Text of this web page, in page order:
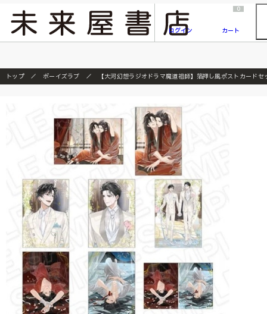
『ONE PIECE magazine 021 ONE PIECEカード付き同梱版』発売延期のご案内
ログイン
0
カート
トップ ボーイズラブ 【大河幻想ラジオドラマ魔道祖師】箔押し風ポストカード